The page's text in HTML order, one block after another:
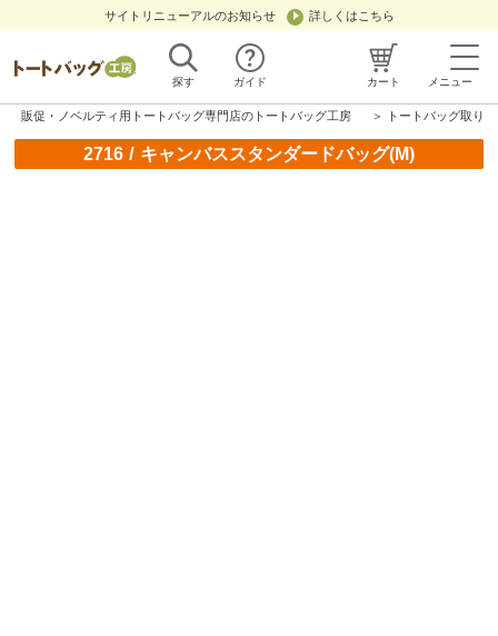
サイトリニューアルのお知らせ 詳しくはこちら
探す ガイド カート メニュー
販促・ノベルティ用トートバッグ専門店のトートバッグ工房 ＞ トートバッグ取り
2716/ キャンバススタンダードバッグ(M)